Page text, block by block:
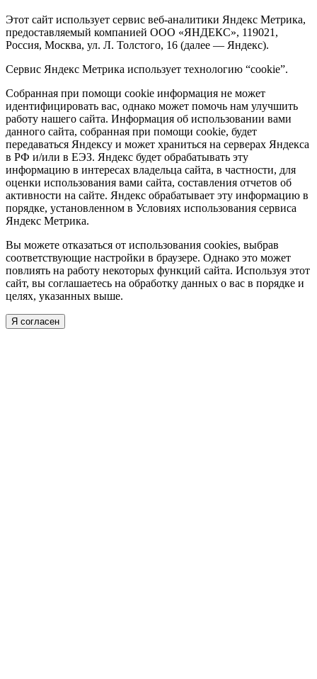
Этот сайт использует сервис веб-аналитики Яндекс Метрика,
предоставляемый компанией ООО «ЯНДЕКС», 119021,
Россия, Москва, ул. Л. Толстого, 16 (далее — Яндекс).
Сервис Яндекс Метрика использует технологию “cookie”.
Собранная при помощи cookie информация не может
идентифицировать вас, однако может помочь нам улучшить
работу нашего сайта. Информация об использовании вами
данного сайта, собранная при помощи cookie, будет
передаваться Яндексу и может храниться на серверах Яндекса
в РФ и/или в ЕЭЗ. Яндекс будет обрабатывать эту
информацию в интересах владельца сайта, в частности, для
оценки использования вами сайта, составления отчетов об
активности на сайте. Яндекс обрабатывает эту информацию в
порядке, установленном в Условиях использования сервиса
Яндекс Метрика.
Вы можете отказаться от использования cookies, выбрав
соответствующие настройки в браузере. Однако это может
повлиять на работу некоторых функций сайта. Используя этот
сайт, вы соглашаетесь на обработку данных о вас в порядке и
целях, указанных выше.
Я согласен